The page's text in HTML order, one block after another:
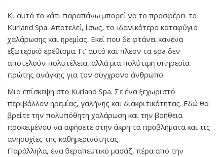
Κι αυτό το κάτι παραπάνω μπορεί να το προσφέρει το
Κurland Spa. Αποτελεί, ίσως, το ιδανικότερο καταφύγιο
χαλάρωσης και ηρεμίας. Εκεί που δε φτάνει κανένα
εξωτερικό ερέθισμα. Γι’ αυτό και πλέον τα spa δεν
αποτελούν πολυτέλεια, αλλά μια πολύτιμη υπηρεσία
πρώτης ανάγκης για τον σύγχρονο άνθρωπο.
Μια επίσκεψη στο Kurland Spa. Σε ένα ξεχωριστό
περιβάλλον ηρεμίας, γαλήνης και διακριτικότητας. Εδώ θα
βρείτε την πολυπόθητη χαλάρωση και την βοήθεια
προκειμένου να αφήσετε στην άκρη τα προβλήματα και τις
ανησυχίες της καθημερινότητας.
Παράλληλα, ένα θεραπευτικό μασάζ, πέρα από την